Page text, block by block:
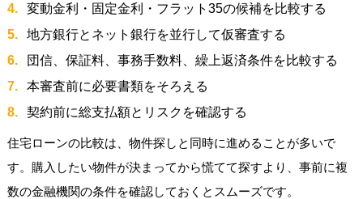
変動金利・固定金利・フラット35の候補を比較する
地方銀行とネット銀行を並行して仮審査する
団信、保証料、事務手数料、繰上返済条件を比較する
本審査前に必要書類をそろえる
契約前に総支払額とリスクを確認する
住宅ローンの比較は、物件探しと同時に進めることが多いで
す。購入したい物件が決まってから慌てて探すより、事前に複
数の金融機関の条件を確認しておくとスムーズです。